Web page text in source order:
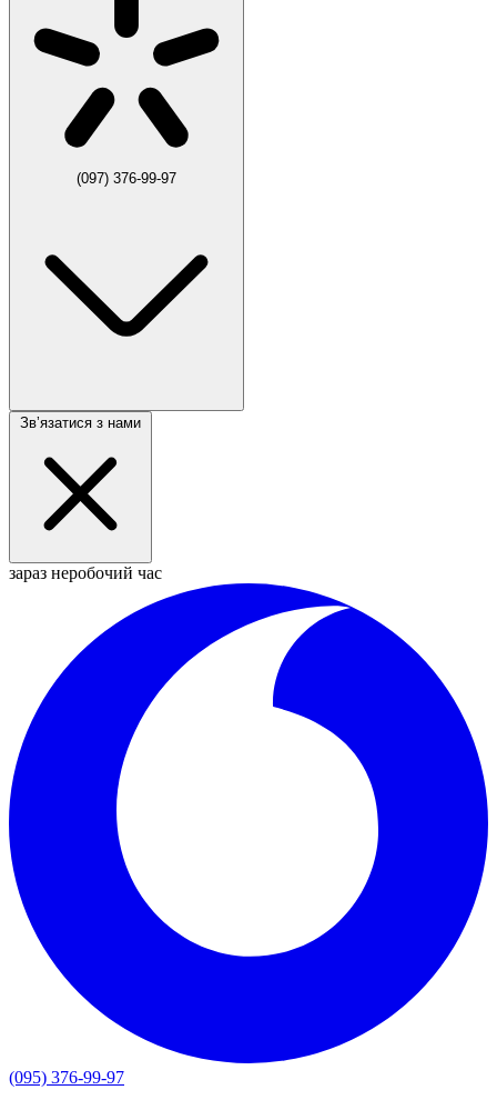
(097) 376-99-97
Звʼязатися з нами
зараз неробочий час
(095) 376-99-97